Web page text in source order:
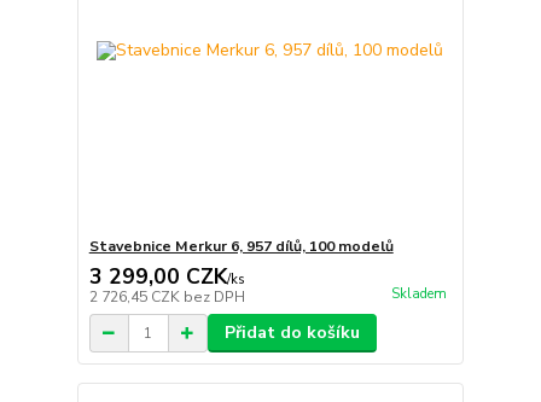
Stavebnice Merkur 6, 957 dílů, 100 modelů
3 299,00 CZK/ks
2 726,45 CZK bez DPH Skladem
Přidat do košíku